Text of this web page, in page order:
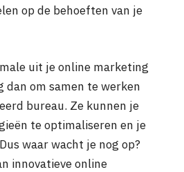
op de behoeften van je
uit je online marketing
dan om samen te werken
bureau. Ze kunnen je
te optimaliseren en je
waar wacht je nog op?
innovatieve online